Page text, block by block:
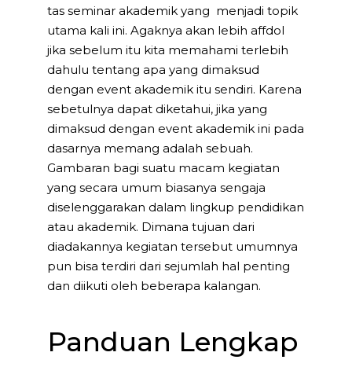
tas seminar akademik yang menjadi topik
utama kali ini. Agaknya akan lebih affdol
jika sebelum itu kita memahami terlebih
dahulu tentang apa yang dimaksud
dengan event akademik itu sendiri. Karena
sebetulnya dapat diketahui, jika yang
dimaksud dengan event akademik ini pada
dasarnya memang adalah sebuah.
Gambaran bagi suatu macam kegiatan
yang secara umum biasanya sengaja
diselenggarakan dalam lingkup pendidikan
atau akademik. Dimana tujuan dari
diadakannya kegiatan tersebut umumnya
pun bisa terdiri dari sejumlah hal penting
dan diikuti oleh beberapa kalangan.
Panduan Lengkap